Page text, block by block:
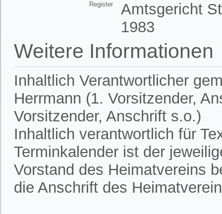
Register
Amtsgericht
1983
Weitere Informationen
Inhaltlich Verantwortlicher
Herrmann (1. Vorsitzender,
Vorsitzender, Anschrift s.o.)
Inhaltlich verantwortlich für
Terminkalender ist der
Vorstand des Heimatvereins
die Anschrift des